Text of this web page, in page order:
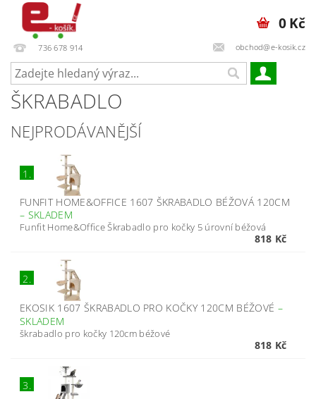
736 678 914 obchod@e-kosik.cz
0 Kč
ŠKRABADLO
NEJPRODÁVANĚJŠÍ
1.
FUNFIT HOME&OFFICE 1607 ŠKRABADLO BÉŽOVÁ 120CM
– SKLADEM
Funfit Home&Office Škrabadlo pro kočky 5 úrovní béžová
818 Kč
2.
EKOSIK 1607 ŠKRABADLO PRO KOČKY 120CM BÉŽOVÉ –
SKLADEM
škrabadlo pro kočky 120cm béžové
818 Kč
3.